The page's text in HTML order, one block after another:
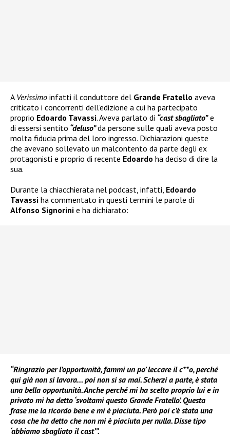
A Verissimo infatti il conduttore del Grande Fratello aveva
criticato i concorrenti dell’edizione a cui ha partecipato
proprio Edoardo Tavassi. Aveva parlato di “cast sbagliato”e
di essersi sentito “deluso”da persone sulle quali aveva posto
molta fiducia prima del loro ingresso. Dichiarazioni queste
che avevano sollevato un malcontento da parte degli ex
protagonisti e proprio di recente Edoardo ha deciso di dire la
sua.
Durante la chiacchierata nel podcast, infatti, Edoardo
Tavassi ha commentato in questi termini le parole di
Alfonso Signorini e ha dichiarato:
“Ringrazio per l’opportunità, fammi un po’ leccare il c**o, perché
qui già non si lavora… poi non si sa mai. Scherzi a parte, è stata
una bella opportunità. Anche perché mi ha scelto proprio lui e in
privato mi ha detto ‘svoltami questo Grande Fratello’. Questa
frase me la ricordo bene e mi è piaciuta. Però poi c’è stata una
cosa che ha detto che non mi è piaciuta per nulla. Disse tipo
‘abbiamo sbagliato il cast’”.